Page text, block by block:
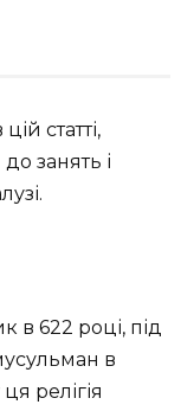
статті,
занять і
в 622 році, під
в
релігія